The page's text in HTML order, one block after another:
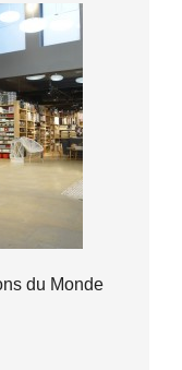
du Monde